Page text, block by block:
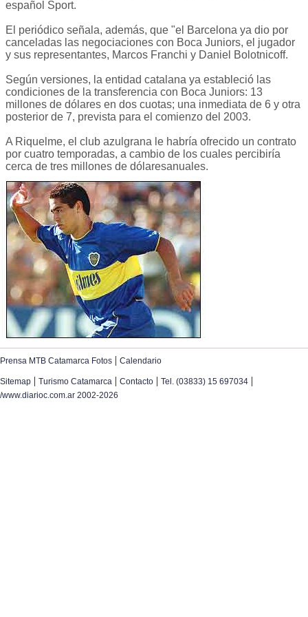
español Sport.
El periódico señala, además, que "el Barcelona ya dio por
canceladas las negociaciones con Boca Juniors, el jugador
y sus representantes, Marcos Franchi y Daniel Bolotnicoff.
Según versiones, la entidad catalana ya estableció las
condiciones de la transferencia con Boca Juniors: 13
millones de dólares en dos cuotas; una inmediata de 6 y otra
posterior de 7, prevista para el comienzo del 2003.
A Riquelme, el club azulgrana le habría ofrecido un contrato
por cuatro temporadas, a cambio de los cuales percibiría
cerca de tres millones de dólaresanuales.
Prensa MTB Catamarca Fotos | Calendario
Sitemap | Turismo Catamarca | Contacto | Tel. (03833) 15 697034 |
/www.diarioc.com.ar 2002-2026